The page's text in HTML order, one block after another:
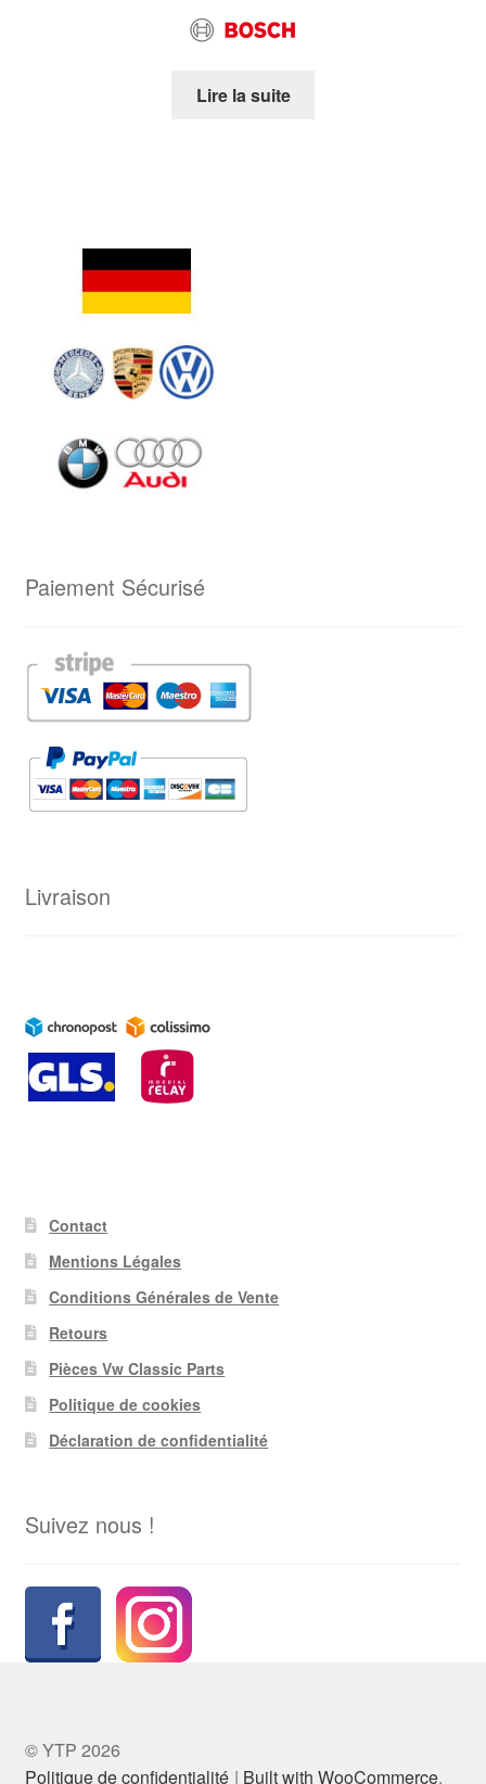
Lire la suite
Paiement Sécurisé
Livraison
Contact
Mentions Légales
Conditions Générales de Vente
Retours
Pièces Vw Classic Parts
Politique de cookies
Déclaration de confidentialité
Suivez nous !
© YTP 2026
Politique de confidentialité
Built with WooCommerce.